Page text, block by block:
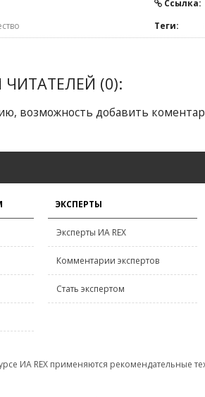
Ссылка:
Теги:
(0):
возможность добавить
ЭКСПЕРТЫ
Эксперты ИА REX
Комментарии экспертов
Стать экспертом
ИА REX применяются рекомендательные